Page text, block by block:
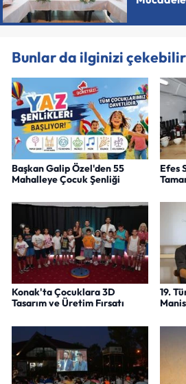
Bunlar da ilginizi çekebilir
Başkan Galip Özel'den 55
Mahalleye Çocuk Şenliği
Efes
Konak'ta Çocuklara 3D
Tasarım ve Üretim Fırsatı
19.